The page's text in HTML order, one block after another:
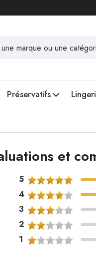
Préservatifs
et
5
4
3
2
1